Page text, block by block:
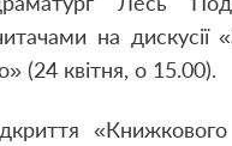
на дискусії
(24 квітня, о 15.00).